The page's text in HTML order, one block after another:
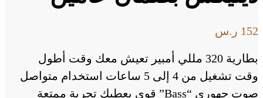
152 ر.س
بطارية 320 مللي أمبير تعيش معك وقت أطول
وقت تشغيل من 4 إلى 5 ساعات استخدام متواصل
صوت جهوري “Bass” قوي يعطيك تجربة ممتعة